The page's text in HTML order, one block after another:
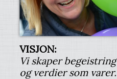
VISJON:
Vi skaper begeistring
og verdier som varer.